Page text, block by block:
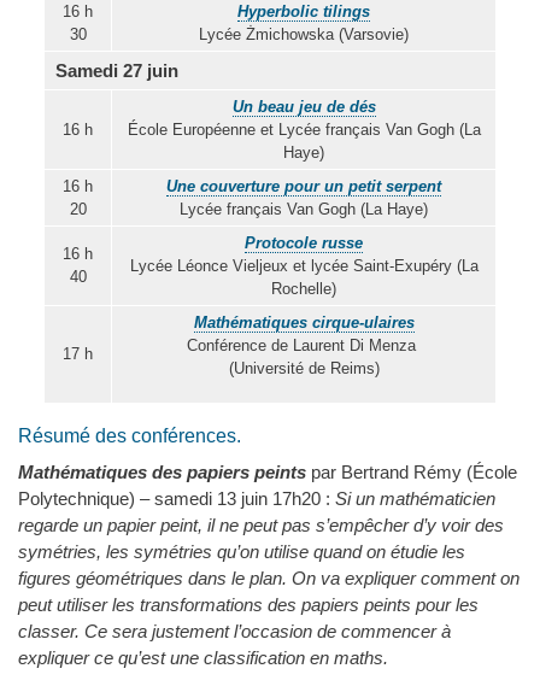
16 h
30
Hyperbolic tilings
Lycée Żmichowska (Varsovie)
Samedi 27 juin
16 h
Un beau jeu de dés
École Européenne et Lycée français Van Gogh (La
Haye)
16 h
20
Une couverture pour un petit serpent
Lycée français Van Gogh (La Haye)
16 h
40
Protocole russe
Lycée Léonce Vieljeux et lycée Saint-Exupéry (La
Rochelle)
17 h
Mathématiques cirque-ulaires
Conférence de Laurent Di Menza
(Université de Reims)
Résumé des conférences.
Mathématiques des papiers peints par Bertrand Rémy (École
Polytechnique) – samedi 13 juin 17h20 : Si un mathématicien
regarde un papier peint, il ne peut pas s’empêcher d’y voir des
symétries, les symétries qu’on utilise quand on étudie les
figures géométriques dans le plan. On va expliquer comment on
peut utiliser les transformations des papiers peints pour les
classer. Ce sera justement l’occasion de commencer à
expliquer ce qu’est une classification en maths.